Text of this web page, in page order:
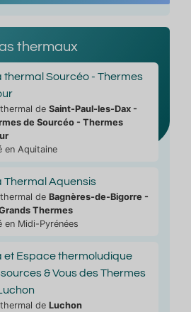
thermaux
thermal Sourcéo - Thermes
de Saint-Paul-les-Dax -
de Sourcéo - Thermes
en Aquitaine
Thermal Aquensis
de Bagnères-de-Bigorre -
Thermes
en Midi-Pyrénées
et Espace thermoludique
& Vous des Thermes
de Luchon